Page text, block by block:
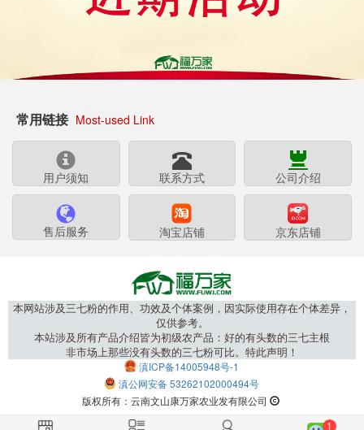
常用链接 Most-used Link
用户须知 联系方式 公司介绍
售后服务 淘宝店铺 京东店铺
本网站涉及三七粉的作用、功效及个体案例，因实际使用存在个体差异，
仅供参考。
本站涉及所有产品介绍皆为初级农产品：好的有头数的三七主根
非市场上那些没有头数的三七粉可比。特此声明！
滇ICP备14005948号-1
滇公网安备 53262102000494号
版权所有：云南文山康万家农业发有限公司